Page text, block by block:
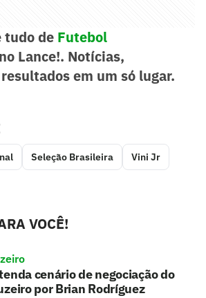
tudo de Futebol
no Lance!. Notícias,
em um só lugar.
Seleção Brasileira Vini Jr
VOCÊ!
cenário de negociação do
por Brian Rodríguez